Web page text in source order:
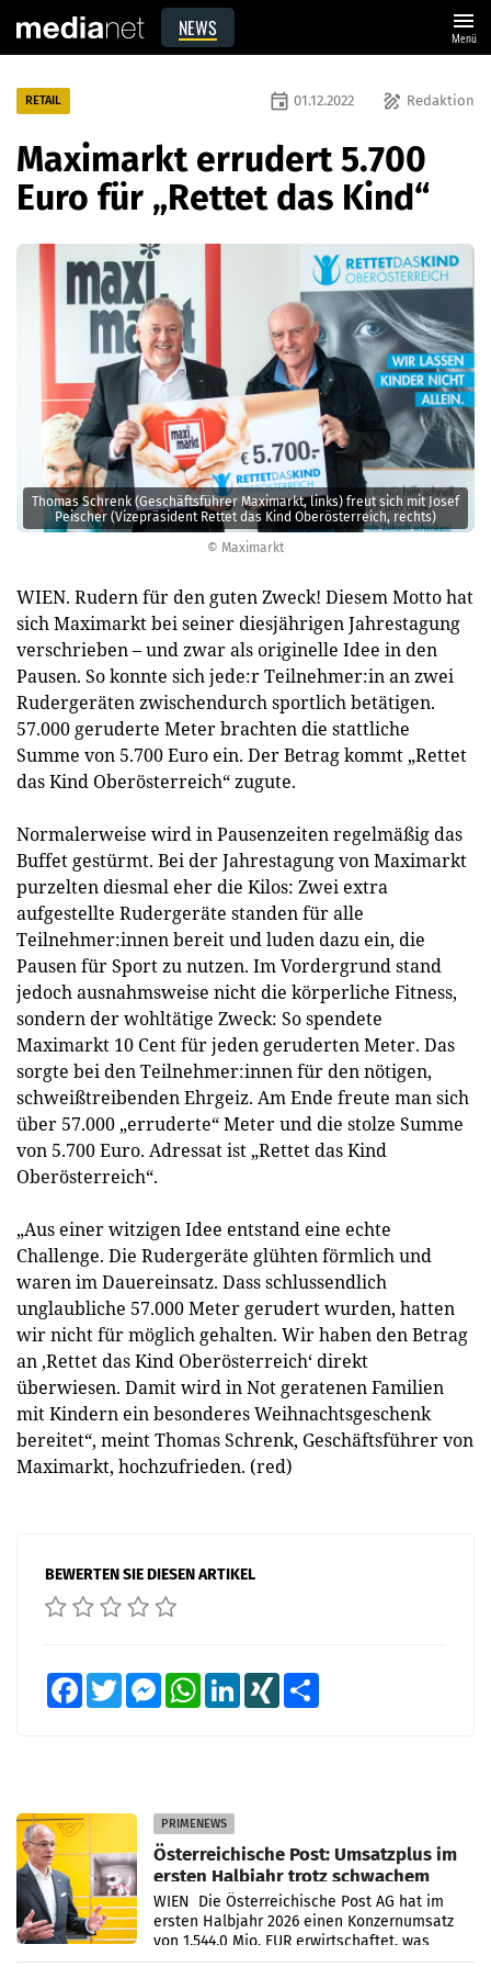
NEWS menu
Menü
© Maximarkt
Thomas Schrenk (Geschäftsführer Maximarkt, links) freut sich mit Josef
Peischer (Vizepräsident Rettet das Kind Oberösterreich, rechts)
RETAIL draw Redaktion
event 01.12.2022
Maximarkt errudert 5.700
Euro für „Rettet das Kind“
WIEN. Rudern für den guten Zweck! Diesem Motto hat
sich Maximarkt bei seiner diesjährigen Jahrestagung
verschrieben – und zwar als originelle Idee in den
Pausen. So konnte sich jede:r Teilnehmer:in an zwei
Rudergeräten zwischendurch sportlich betätigen.
57.000 geruderte Meter brachten die stattliche
Summe von 5.700 Euro ein. Der Betrag kommt „Rettet
das Kind Oberösterreich“ zugute.
Normalerweise wird in Pausenzeiten regelmäßig das
Buffet gestürmt. Bei der Jahrestagung von Maximarkt
purzelten diesmal eher die Kilos: Zwei extra
aufgestellte Rudergeräte standen für alle
Teilnehmer:innen bereit und luden dazu ein, die
Pausen für Sport zu nutzen. Im Vordergrund stand
jedoch ausnahmsweise nicht die körperliche Fitness,
sondern der wohltätige Zweck: So spendete
Maximarkt 10 Cent für jeden geruderten Meter. Das
sorgte bei den Teilnehmer:innen für den nötigen,
schweißtreibenden Ehrgeiz. Am Ende freute man sich
über 57.000 „erruderte“ Meter und die stolze Summe
von 5.700 Euro. Adressat ist „Rettet das Kind
Oberösterreich“.
„Aus einer witzigen Idee entstand eine echte
Challenge. Die Rudergeräte glühten förmlich und
waren im Dauereinsatz. Dass schlussendlich
unglaubliche 57.000 Meter gerudert wurden, hatten
wir nicht für möglich gehalten. Wir haben den Betrag
an ‚Rettet das Kind Oberösterreich‘ direkt
überwiesen. Damit wird in Not geratenen Familien
mit Kindern ein besonderes Weihnachtsgeschenk
bereitet“, meint Thomas Schrenk, Geschäftsführer von
Maximarkt, hochzufrieden. (red)
BEWERTEN SIE DIESEN ARTIKEL
FacebookTwitter MessengerWhatsAppLinkedInXING
PRIMENEWS
Österreichische Post: Umsatzplus im
ersten Halbjahr trotz schwachem
Briefgeschäft
WIEN Die Österreichische Post AG hat im
ersten Halbjahr 2026 einen Konzernumsatz
von 1.544,0 Mio. EUR erwirtschaftet, was
einem Plus von 3,8 Prozent gegenüber dem